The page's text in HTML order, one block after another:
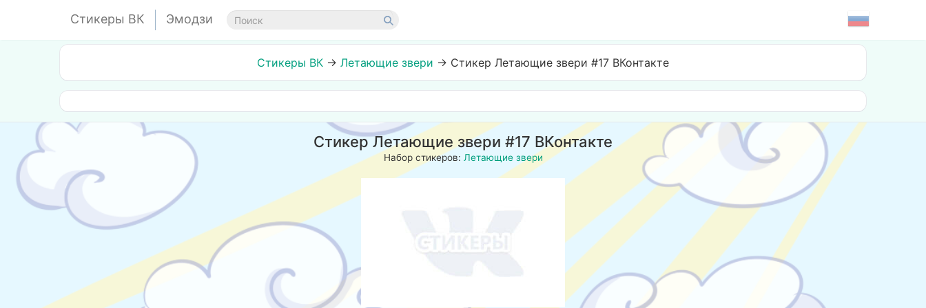
Стикеры ВК Эмодзи
Стикеры ВК → Летающие звери → Стикер Летающие звери #17 ВКонтакте
Стикер Летающие звери #17 ВКонтакте
Набор стикеров: Летающие звери